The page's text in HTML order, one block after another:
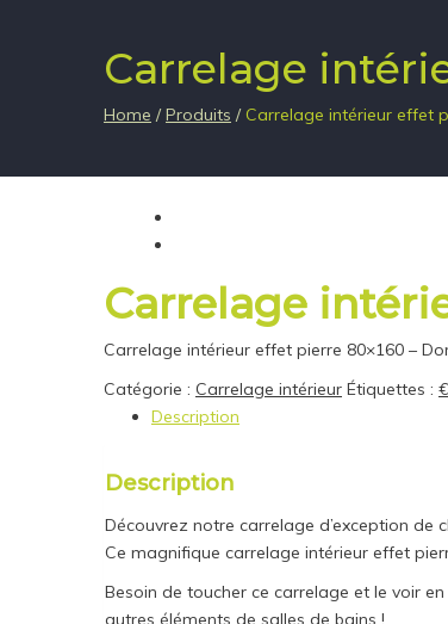
Carrelage
Home / Produits / Carrelage intérieur effet
Carrelage
Carrelage intérieur effet pierre 80×160 –
Catégorie : Carrelage intérieur Étiquettes :
Description
Description
Découvrez notre carrelage d’exception de
Ce magnifique carrelage intérieur effet
Besoin de toucher ce carrelage et le voir
autres éléments de salles de bains !